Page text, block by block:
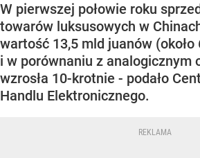
W pierwszej połowie roku
towarów luksusowych w
wartość 13,5 mld juanów (około
i w porównaniu z analogicznym
wzrosła 10-krotnie - podało
Handlu Elektronicznego.